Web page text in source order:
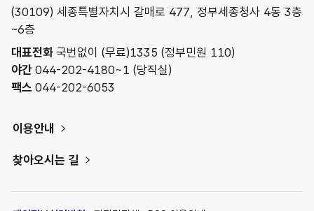
(30109) 세종특별자치시 갈매로 477, 정부세종청사 4동 3층
~6층
대표전화 국번없이 (무료)1335 (정부민원 110)
야간 044-202-4180~1 (당직실)
팩스 044-202-6053
이용안내
찾아오시는 길